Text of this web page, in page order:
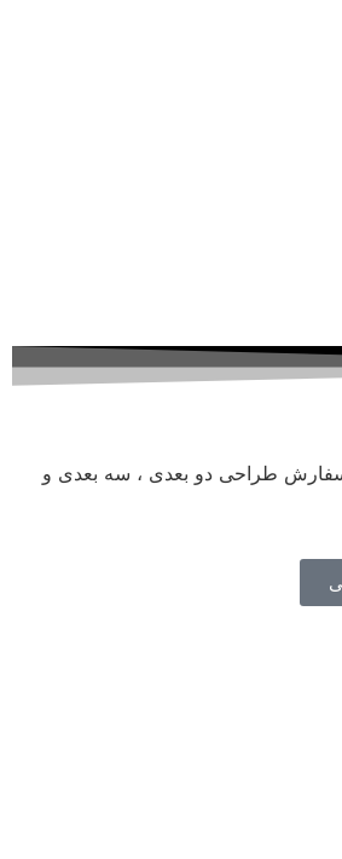
طراحی دو بعدی ، سه بعدی و